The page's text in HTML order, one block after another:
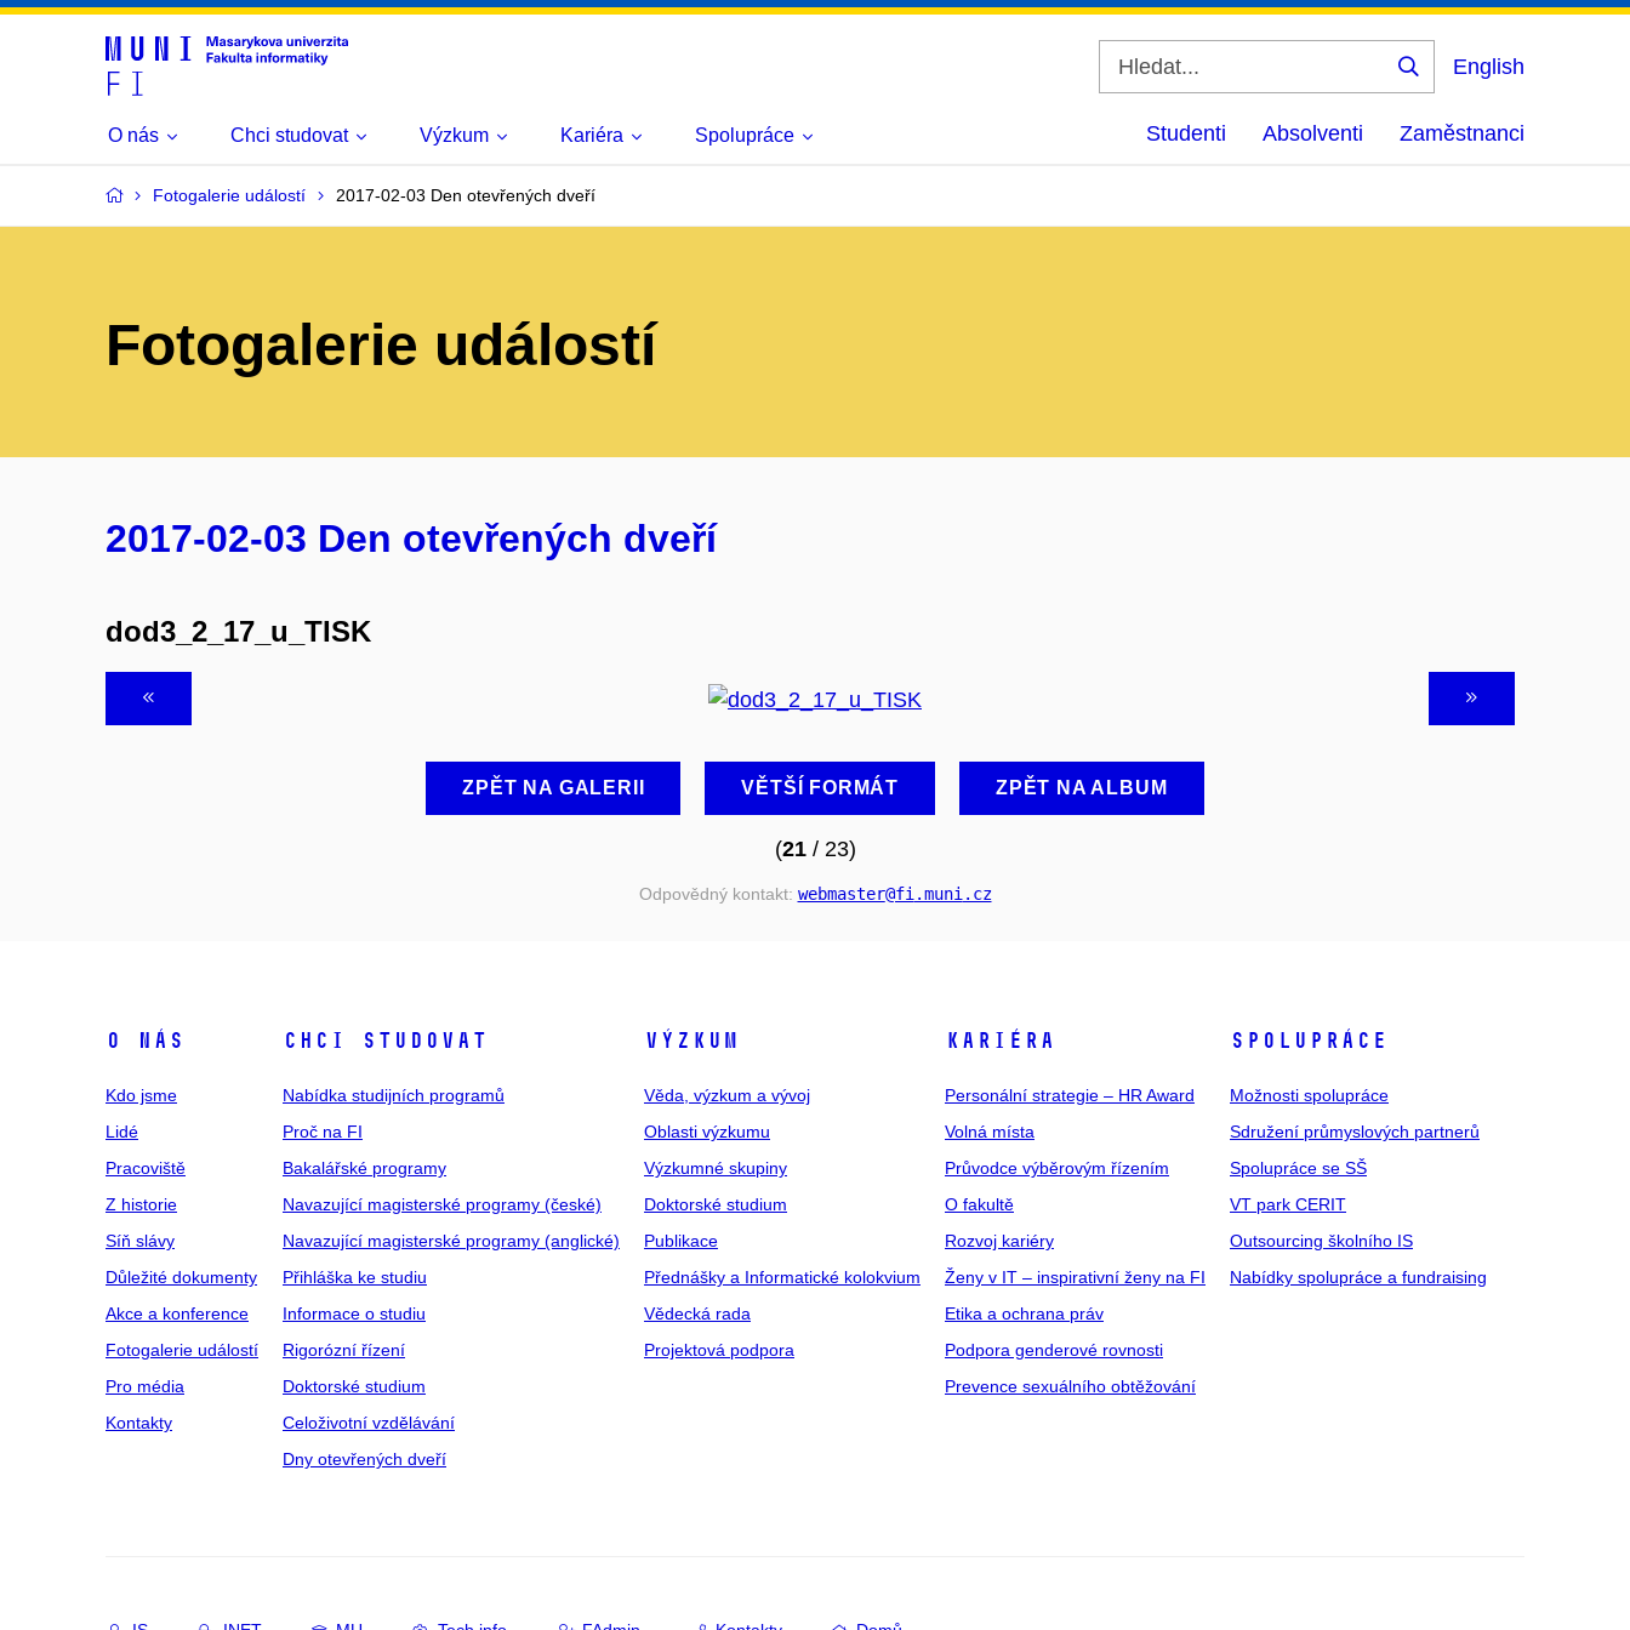
Vyhledat
English
O nás Chci studovat Výzkum Kariéra Spolupráce Studenti Absolventi Zaměstnanci
Fotogalerie událostí 2017-02-03 Den otevřených dveří
Fotogalerie událostí
2017-02-03 Den otevřených dveří
dod3_2_17_u_TISK
ZPĚT NA GALERII VĚTŠÍ FORMÁT ZPĚT NA ALBUM
(21/ 23)
Odpovědný kontakt: webmaster@fi .muni .cz
O NÁS
Kdo jsme
Lidé
Pracoviště
Z historie
Síň slávy
Důležité dokumenty
Akce a konference
Fotogalerie událostí
Pro média
Kontakty
CHCI STUDOVAT
Nabídka studijních programů
Proč na FI
Bakalářské programy
Navazující magisterské programy (české)
Navazující magisterské programy (anglické)
Přihláška ke studiu
Informace o studiu
Rigorózní řízení
Doktorské studium
Celoživotní vzdělávání
Dny otevřených dveří
VÝZKUM
Věda, výzkum a vývoj
Oblasti výzkumu
Výzkumné skupiny
Doktorské studium
Publikace
Přednášky a Informatické kolokvium
Vědecká rada
Projektová podpora
KARIÉRA
Personální strategie – HR Award
Volná místa
Průvodce výběrovým řízením
O fakultě
Rozvoj kariéry
Ženy v IT – inspirativní ženy na FI
Etika a ochrana práv
Podpora genderové rovnosti
Prevence sexuálního obtěžování
SPOLUPRÁCE
Možnosti spolupráce
Sdružení průmyslových partnerů
Spolupráce se SŠ
VT park CERIT
Outsourcing školního IS
Nabídky spolupráce a fundraising